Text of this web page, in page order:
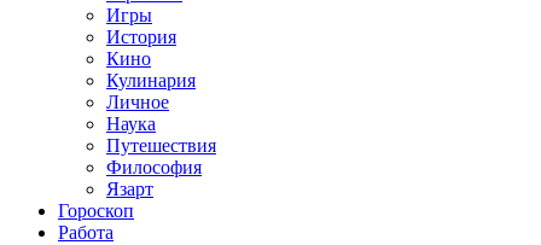
Игры
История
Кино
Кулинария
Личное
Наука
Путешествия
Философия
Язарт
Гороскоп
Работа